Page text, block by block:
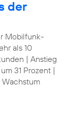
der
Mobilfunk-
als 10
| Anstieg
31 Prozent |
Wachstum